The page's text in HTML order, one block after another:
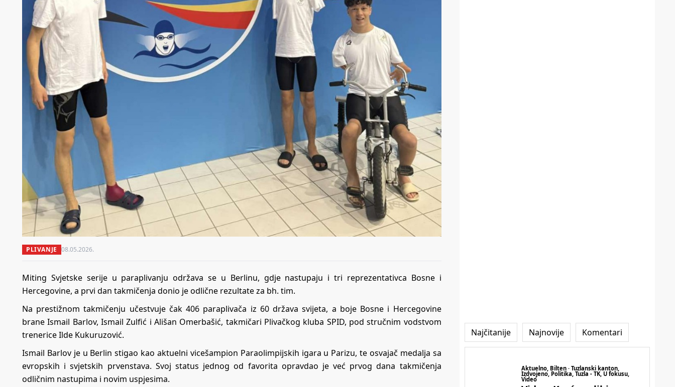
PLIVANJE 08.05.2026.
Miting Svjetske serije u paraplivanju održava se u Berlinu, gdje nastupaju i tri reprezentativca Bosne i
Hercegovine, a prvi dan takmičenja donio je odlične rezultate za bh. tim.
Na prestižnom takmičenju učestvuje čak 406 paraplivača iz 60 država svijeta, a boje Bosne i Hercegovine
brane Ismail Barlov, Ismail Zulfić i Ališan Omerbašić, takmičari Plivačkog kluba SPID, pod stručnim vodstvom
trenerice Ilde Kukuruzović.
Ismail Barlov je u Berlin stigao kao aktuelni vicešampion Paraolimpijskih igara u Parizu, te osvajač medalja sa
evropskih i svjetskih prvenstava. Svoj status jednog od favorita opravdao je već prvog dana takmičenja
odličnim nastupima i novim uspjesima.
Najčitanije Najnovije Komentari